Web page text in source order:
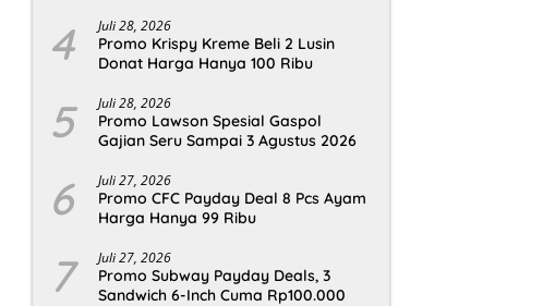
4 Juli 28, 2026
Promo Krispy Kreme Beli 2 Lusin
Donat Harga Hanya 100 Ribu
5 Juli 28, 2026
Promo Lawson Spesial Gaspol
Gajian Seru Sampai 3 Agustus 2026
6 Juli 27, 2026
Promo CFC Payday Deal 8 Pcs Ayam
Harga Hanya 99 Ribu
7 Juli 27, 2026
Promo Subway Payday Deals, 3
Sandwich 6-Inch Cuma Rp100.000